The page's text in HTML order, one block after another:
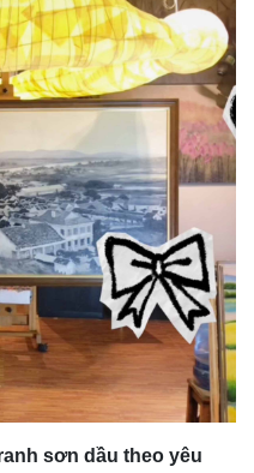
sơn dầu theo yêu